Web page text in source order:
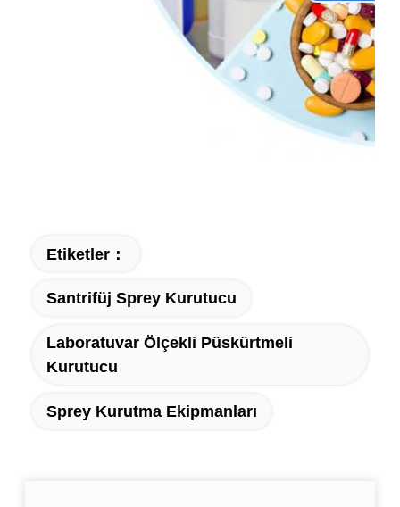
Etiketler：
Santrifüj Sprey Kurutucu
Laboratuvar Ölçekli Püskürtmeli
Kurutucu
Sprey Kurutma Ekipmanları